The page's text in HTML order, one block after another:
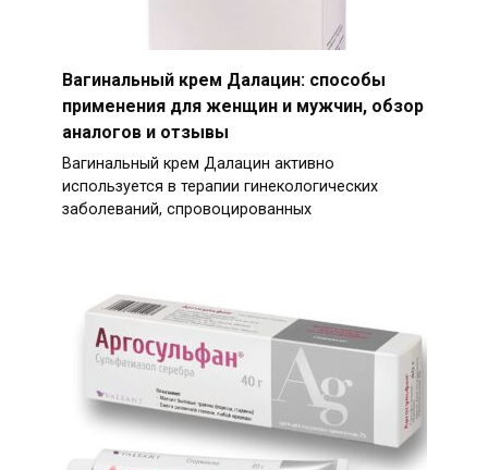
Вагинальный крем Далацин: способы
применения для женщин и мужчин, обзор
аналогов и отзывы
Вагинальный крем Далацин активно
используется в терапии гинекологических
заболеваний, спровоцированных